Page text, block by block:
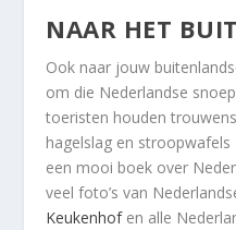
NAAR HET
Ook naar jouw
om die Nederlandse
toeristen houden
hagelslag en stroopwafels
een mooi boek over
veel foto’s van
Keukenhofen alle